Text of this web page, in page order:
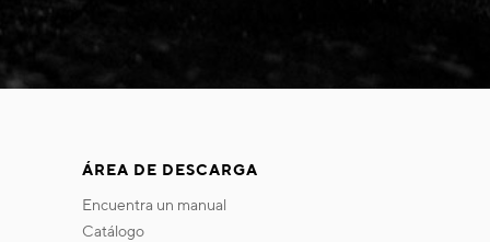
ÁREA DE DESCARGA
encuentra un manual
catálogo